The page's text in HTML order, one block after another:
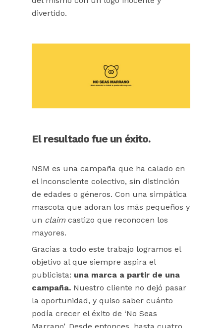
divertido.
El resultado fue un éxito.
NSM es una campaña que ha calado en
el inconsciente colectivo, sin distinción
de edades o géneros. Con una simpática
mascota que adoran los más pequeños y
un claimcastizo que reconocen los
mayores.
Gracias a todo este trabajo logramos el
objetivo al que siempre aspira el
publicista: una marca a partir de una
campaña. Nuestro cliente no dejó pasar
la oportunidad, y quiso saber cuánto
podía crecer el éxito de ‘No Seas
Marrano’. Desde entonces, hasta cuatro